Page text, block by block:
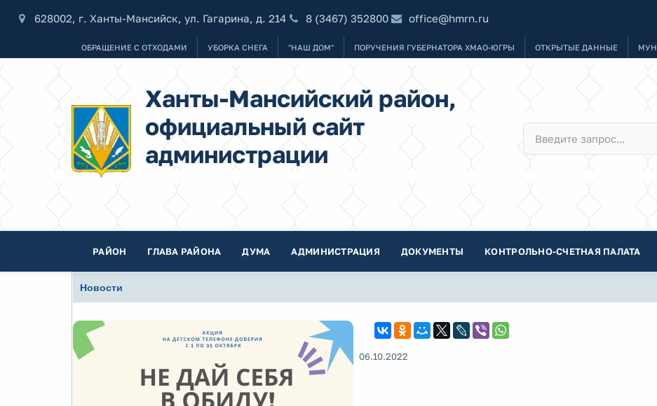
628002, г. Ханты-Мансийск, ул. Гагарина, д. 214 8 (3467) 352800 office@hmrn.ru
ОБРАЩЕНИЕ С ОТХОДАМИ УБОРКА СНЕГА "НАШ ДОМ" ПОРУЧЕНИЯ ГУБЕРНАТОРА ХМАО-ЮГРЫ ОТКРЫТЫЕ ДАННЫЕ
Ханты-Мансийский район,
официальный сайт
администрации
РАЙОН ГЛАВА РАЙОНА ДУМА АДМИНИСТРАЦИЯ ДОКУМЕНТЫ КОНТРОЛЬНО-СЧЕТНАЯ ПАЛАТА
Новости
06.10.2022